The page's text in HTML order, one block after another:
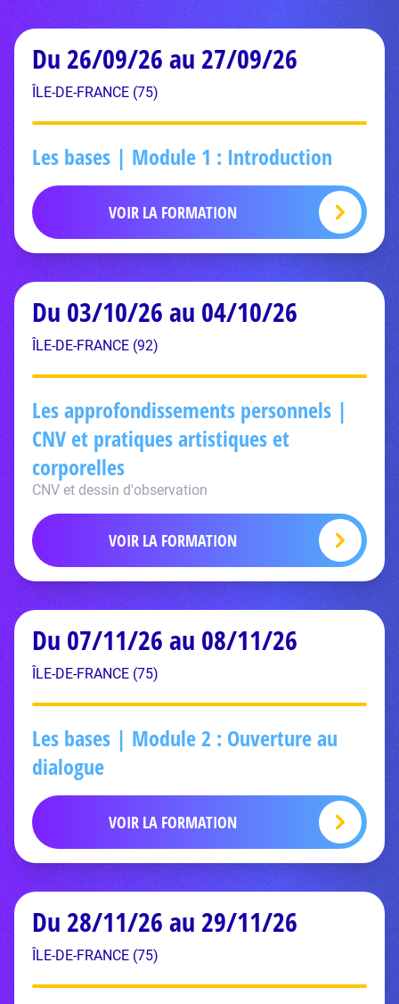
Du 26/09/26 au 27/09/26
ÎLE-DE-FRANCE (75)
Les bases | Module 1 : Introduction
VOIR LA FORMATION
Du 03/10/26 au 04/10/26
ÎLE-DE-FRANCE (92)
Les approfondissements personnels |
CNV et pratiques artistiques et
corporelles
CNV et dessin d'observation
VOIR LA FORMATION
Du 07/11/26 au 08/11/26
ÎLE-DE-FRANCE (75)
Les bases | Module 2 : Ouverture au
dialogue
VOIR LA FORMATION
Du 28/11/26 au 29/11/26
ÎLE-DE-FRANCE (75)